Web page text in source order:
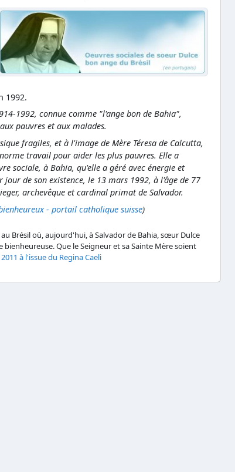
1992.
1992, connue comme "l'ange bon de Bahia",
pauvres et aux malades.
fragiles, et à l'image de Mère Téresa de Calcutta,
travail pour aider les plus pauvres. Elle a
sociale, à Bahia, qu'elle a géré avec énergie et
jour de son existence, le 13 mars 1992, à l'âge de 77
archevêque et cardinal primat de Salvador.
- portail catholique suisse)
au Brésil où, aujourd'hui, à Salvador de Bahia, sœur Dulce
bienheureuse. Que le Seigneur et sa Sainte Mère soient
à l'issue du Regina Caeli